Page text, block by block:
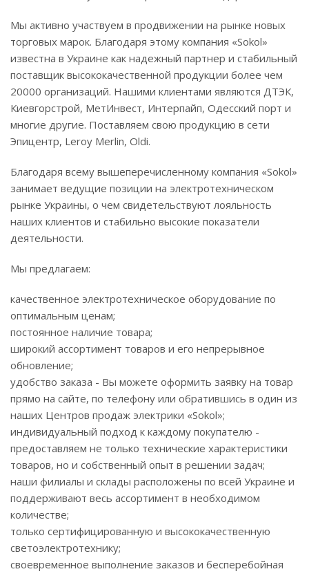
Мы активно участвуем в продвижении на рынке новых
торговых марок. Благодаря этому компания «Sokol»
известна в Украине как надежный партнер и стабильный
поставщик высококачественной продукции более чем
20000 организаций. Нашими клиентами являются ДТЭК,
Киевгорстрой, МетИнвест, Интерпайп, Одесский порт и
многие другие. Поставляем свою продукцию в сети
Эпицентр, Leroy Merlin, Oldi.
Благодаря всему вышеперечисленному компания «Sokol»
занимает ведущие позиции на электротехническом
рынке Украины, о чем свидетельствуют лояльность
наших клиентов и стабильно высокие показатели
деятельности.
Мы предлагаем:
качественное электротехническое оборудование по
оптимальным ценам;
постоянное наличие товара;
широкий ассортимент товаров и его непрерывное
обновление;
удобство заказа - Вы можете оформить заявку на товар
прямо на сайте, по телефону или обратившись в один из
наших Центров продаж электрики «Sokol»;
индивидуальный подход к каждому покупателю -
предоставляем не только технические характеристики
товаров, но и собственный опыт в решении задач;
наши филиалы и склады расположены по всей Украине и
поддерживают весь ассортимент в необходимом
количестве;
только сертифицированную и высококачественную
светоэлектротехнику;
своевременное выполнение заказов и бесперебойная